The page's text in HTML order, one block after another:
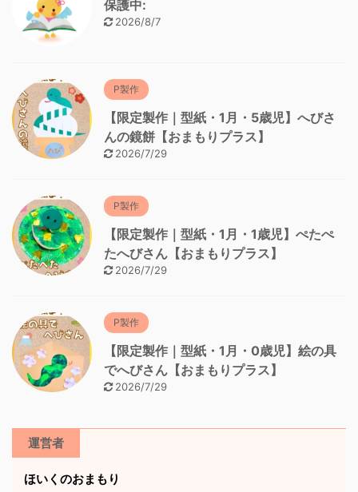
保護中:
2026/8/7
P製作
【限定製作｜型紙・1月・5歳児】へびさ
んの鏡餅【おまもりプラス】
2026/7/29
P製作
【限定製作｜型紙・1月・1歳児】ぺたぺ
たへびさん【おまもりプラス】
2026/7/29
P製作
【限定製作｜型紙・1月・0歳児】絵の具
でへびさん【おまもりプラス】
2026/7/29
運営者
ほいくのおまもり